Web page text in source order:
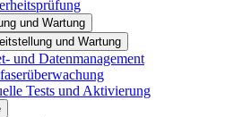
und Wartung
und Wartung
und Datenmanagement
Tests und Aktivierung